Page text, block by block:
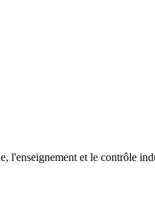
l'enseignement et le contrôle